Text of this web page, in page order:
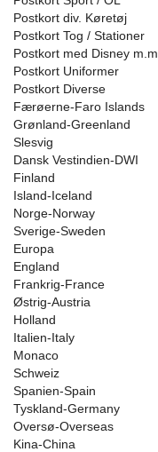
Postkort div. Køretøj
Postkort Tog / Stationer
Postkort med Disney m.m.
Postkort Uniformer
Postkort Diverse
Færøerne-Faro Islands
Grønland-Greenland
Slesvig
Dansk Vestindien-DWI
Finland
Island-Iceland
Norge-Norway
Sverige-Sweden
Europa
England
Frankrig-France
Østrig-Austria
Holland
Italien-Italy
Monaco
Schweiz
Spanien-Spain
Tyskland-Germany
Oversø-Overseas
Kina-China